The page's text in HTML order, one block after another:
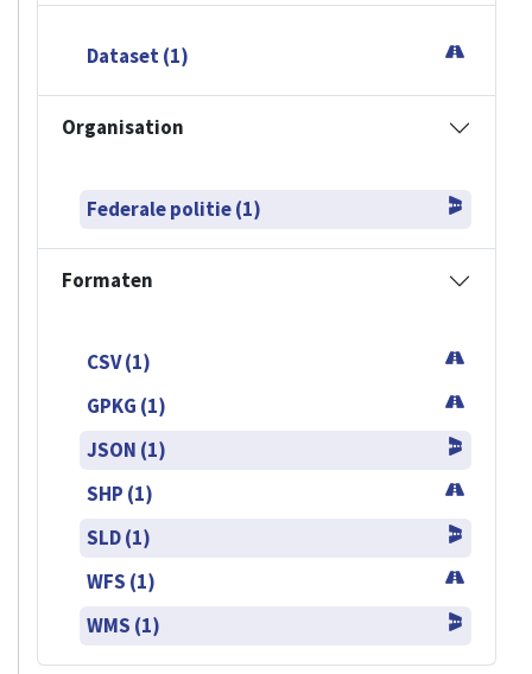
Dataset (1)
Organisation
Federale politie (1)
Formaten
CSV (1)
GPKG (1)
JSON (1)
SHP (1)
SLD (1)
WFS (1)
WMS (1)